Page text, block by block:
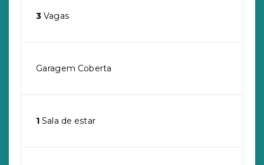
3 Vagas
Garagem Coberta
1 Sala de estar